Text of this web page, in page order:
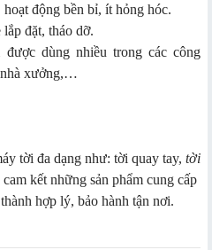
động bền bỉ, ít hỏng hóc.
đặt, tháo dỡ.
dùng nhiều trong các công
nhà xưởng,…
tời đa dạng như: tời quay tay, tời
kết những sản phẩm cung cấp
hợp lý, bảo hành tận nơi.